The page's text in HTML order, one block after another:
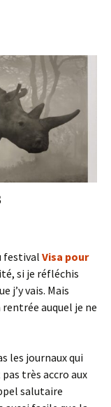
festival Visa pour
si je réfléchis
j’y vais. Mais
rentrée auquel je ne
les journaux qui
très accro aux
salutaire